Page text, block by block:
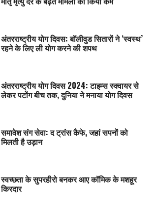
अंतरराष्ट्रीय योग दिवस: बॉलीवुड सितारों ने ‘स्वस्थ’
रहने के लिए ली योग करने की शपथ
अंतरराष्ट्रीय योग दिवस 2024: टाइम्स स्क्वायर से
लेकर पटोंग बीच तक, दुनिया ने मनाया योग दिवस
समावेश संग सेवा: द ट्रांस कैफे, जहां सपनों को
मिलती है उड़ान
स्वच्छता के सुपरहीरो बनकर आए कॉमिक के मशहूर
किरदार